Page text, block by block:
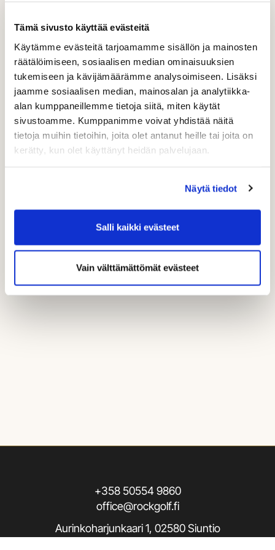
Tämä sivusto käyttää evästeitä
Käytämme evästeitä tarjoamamme sisällön ja mainosten
räätälöimiseen, sosiaalisen median ominaisuuksien
tukemiseen ja kävijämäärämme analysoimiseen. Lisäksi
jaamme sosiaalisen median, mainosalan ja analytiikka-
alan kumppaneillemme tietoja siitä, miten käytät
sivustoamme. Kumppanimme voivat yhdistää näitä
tietoja muihin tietoihin, joita olet antanut heille tai joita on
kerätty, kun olet käyttänyt heidän palvelujaan.
Näytä tiedot
Salli kaikki evästeet
Vain välttämättömät evästeet
tiedot, niin lähetämme
sinulle lipun
sähköpostitse.
Lomake ei ole enää saatavilla tai suurin sallittu
vastausmäärä on täyttynyt!
+358 50554 9860
office@rockgolf.fi
Aurinkoharjunkaari 1, 02580 Siuntio